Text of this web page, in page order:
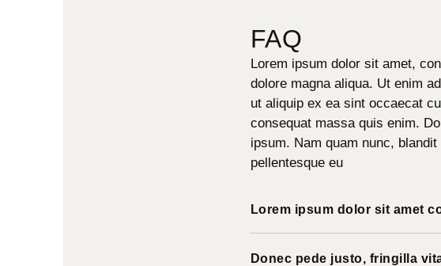
FAQ
Lorem ipsum dolor sit amet,
dolore magna aliqua. Ut enim
ut aliquip ex ea sint occaecat
consequat massa quis enim.
ipsum. Nam quam nunc,
pellentesque eu
Lorem ipsum dolor sit amet
Donec pede justo, fringilla